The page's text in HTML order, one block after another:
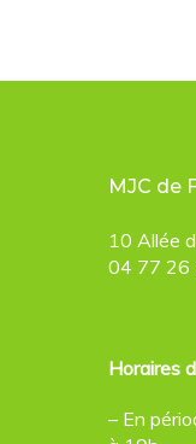
MJC de
10 Allée
04 77 26
Horaires
– En